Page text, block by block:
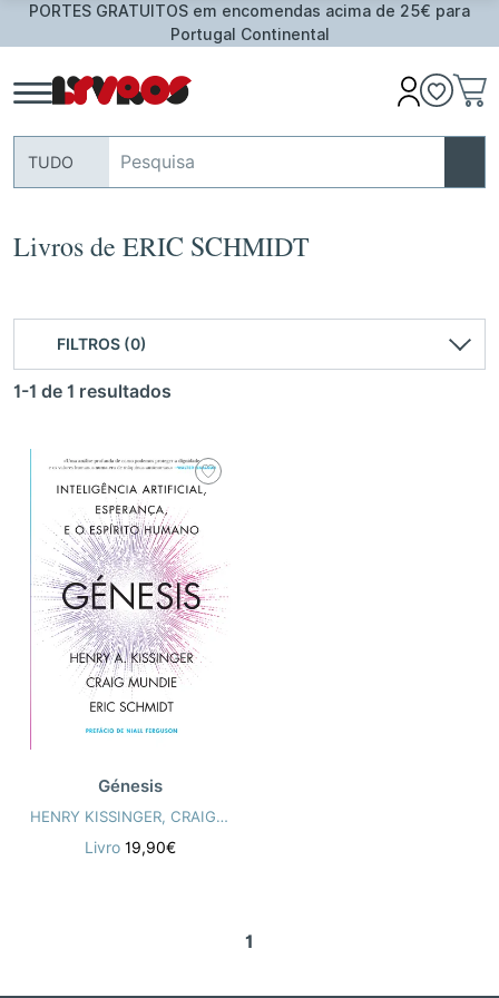
em encomendas acima de 25€ para
Oferta de Toalha
TUDO
Livros de ERIC SCHMIDT
FILTROS (0)
1-1 de 1 resultados
Génesis
HENRY KISSINGER, CRAIG MUNDIE
Livro 19,90€
1